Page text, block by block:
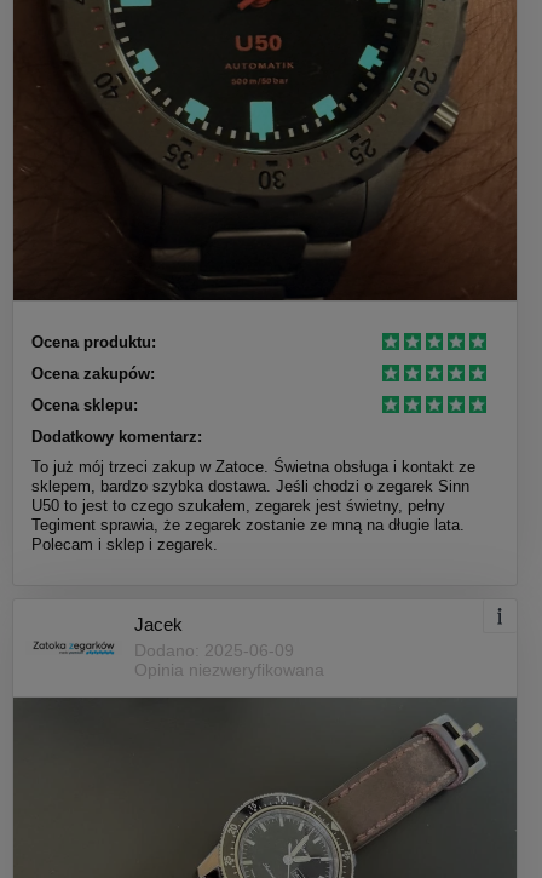
Ocena produktu:
Ocena zakupów:
Ocena sklepu:
Dodatkowy komentarz:
To już mój trzeci zakup w Zatoce. Świetna obsługa i kontakt ze
sklepem, bardzo szybka dostawa. Jeśli chodzi o zegarek Sinn
U50 to jest to czego szukałem, zegarek jest świetny, pełny
Tegiment sprawia, że zegarek zostanie ze mną na długie lata.
Polecam i sklep i zegarek.
Jacek
Dodano: 2025-06-09
Opinia niezweryfikowana